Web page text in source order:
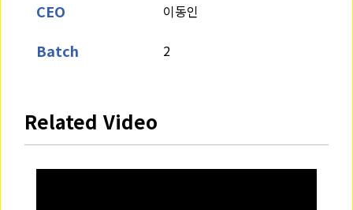
CEO 이동인
Batch 2
Related Video